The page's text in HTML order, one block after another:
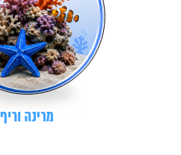
מרינה וריף